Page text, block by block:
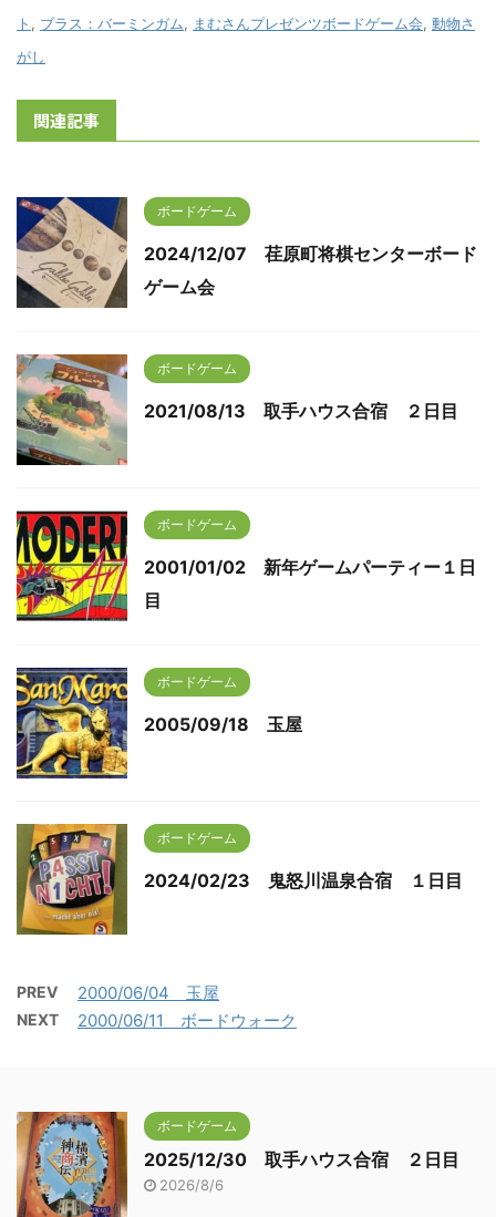
ト , ブラス：バーミンガム, まむさんプレゼンツボードゲーム会, 動物さ
がし
関連記事
ボードゲーム
2024/12/07 荏原町将棋センターボード
ゲーム会
ボードゲーム
2021/08/13 取手ハウス合宿 ２日目
ボードゲーム
2001/01/02 新年ゲームパーティー１日
目
ボードゲーム
2005/09/18 玉屋
ボードゲーム
2024/02/23 鬼怒川温泉合宿 １日目
PREV 2000/06/04 玉屋
NEXT 2000/06/11 ボードウォーク
ボードゲーム
2025/12/30 取手ハウス合宿 ２日目
2026/8/6